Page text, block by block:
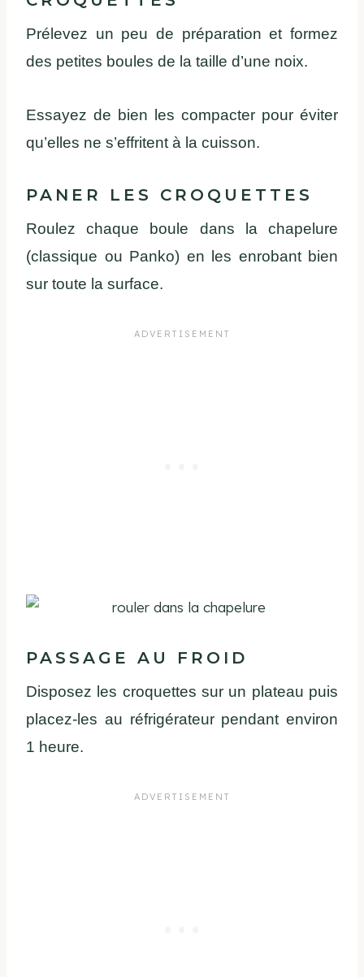
Prélevez un peu de préparation et formez
des petites boules de la taille d’une noix.
Essayez de bien les compacter pour éviter
qu’elles ne s’effritent à la cuisson.
PANER LES CROQUETTES
Roulez chaque boule dans la chapelure
(classique ou Panko) en les enrobant bien
sur toute la surface.
PASSAGE AU FROID
Disposez les croquettes sur un plateau puis
placez-les au réfrigérateur pendant environ
1 heure.